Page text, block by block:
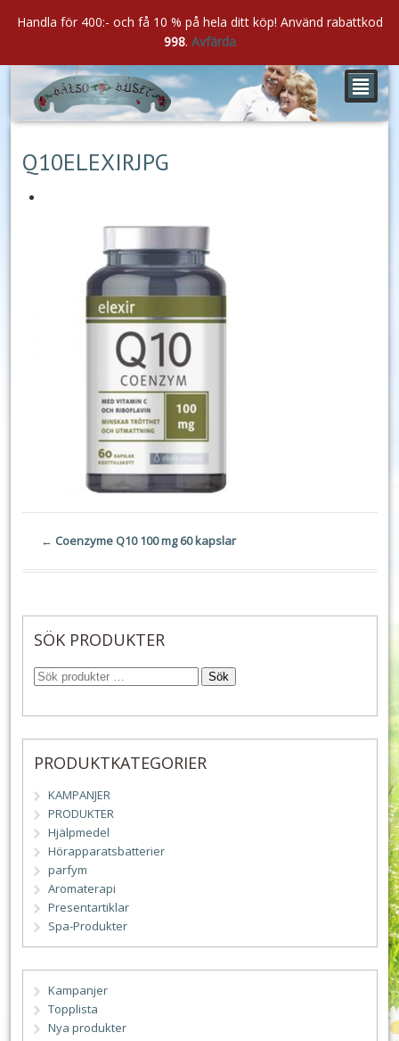
²
Q10ELEXIRJPG
← Coenzyme Q10 100 mg 60 kapslar
SÖK PRODUKTER
Sök
PRODUKTKATEGORIER
KAMPANJER
PRODUKTER
Hjälpmedel
Hörapparatsbatterier
parfym
Aromaterapi
Presentartiklar
Spa-Produkter
Kampanjer
Topplista
Nya produkter
Handla för 400:- och få 10 % på hela ditt köp! Använd rabattkod
998. Avfärda